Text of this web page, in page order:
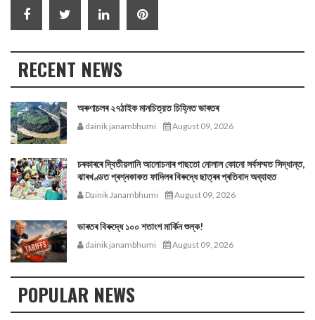
RECENT NEWS
অৰুণাচলৰ ২৭ঠাইক মানচিত্রত চিহ্নিত ভাৰতৰ
dainik janambhumi August 09, 2026
চৰকাৰৰে দ্বিতীয়লানি আলোচনাৰ পাছতো নোলাল কোনো সর্বসম্মত সিদ্ধান্ত,
ঝাৰখণ্ডত প্ৰশ্নকাকত ফাদিলৰ বিৰুদ্ধে ছাত্ৰৰ প্ৰতিবাদ অব্যাহত
Dainik Janambhumi August 09, 2026
ভাৰতৰ বিৰুদ্ধে ১০০ শতাংশ মার্কিন শুল্ক!
dainik janambhumi August 09, 2026
POPULAR NEWS